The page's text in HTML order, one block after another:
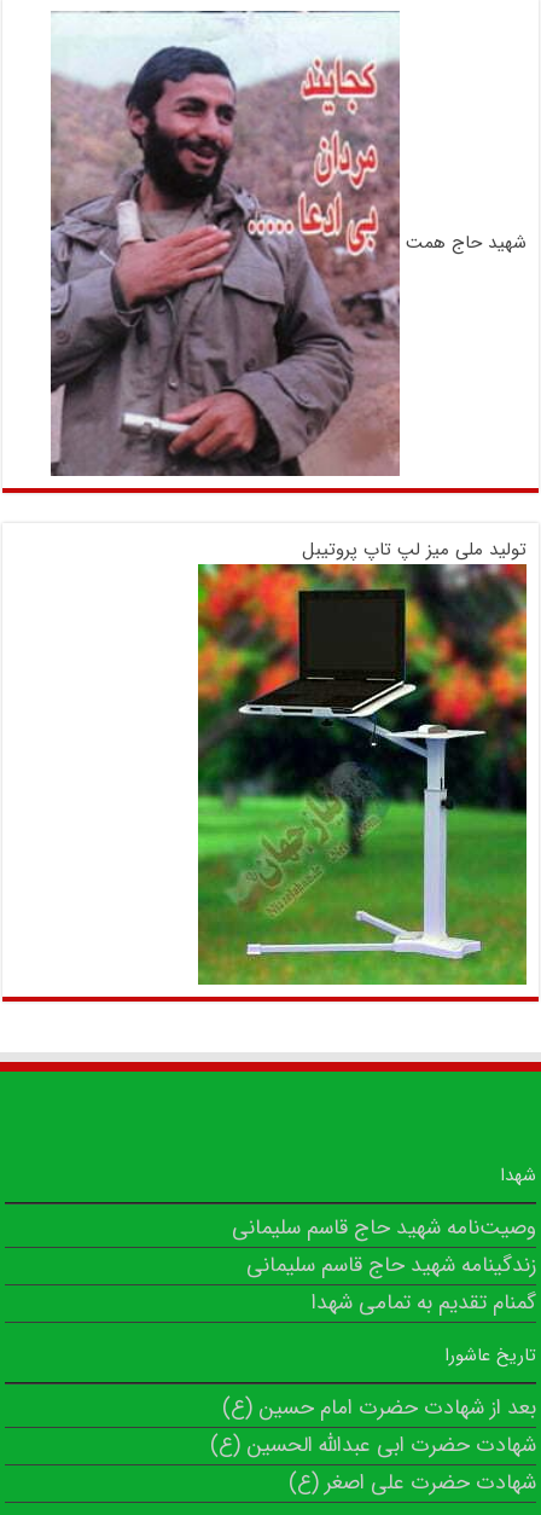
شهید حاج همت
تولید ملی میز لپ تاپ پروتیبل
شهدا
وصیت‌نامه شهید حاج قاسم سلیمانی
زندگینامه شهید حاج قاسم سلیمانی
گمنام تقدیم به تمامی شهدا
تاریخ عاشورا
بعد از شهادت حضرت امام حسین (ع)
شهادت حضرت ابی عبدالله الحسین (ع)
شهادت حضرت علی اصغر (ع)